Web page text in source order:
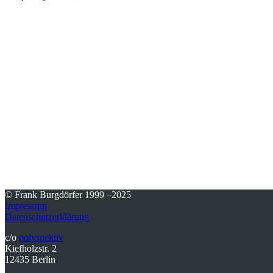
© Frank Burgdörfer 1999 –2025
Impressum
Datenschutzerklärung
c/o polyspektiv
Kiefholzstr. 2
12435 Berlin